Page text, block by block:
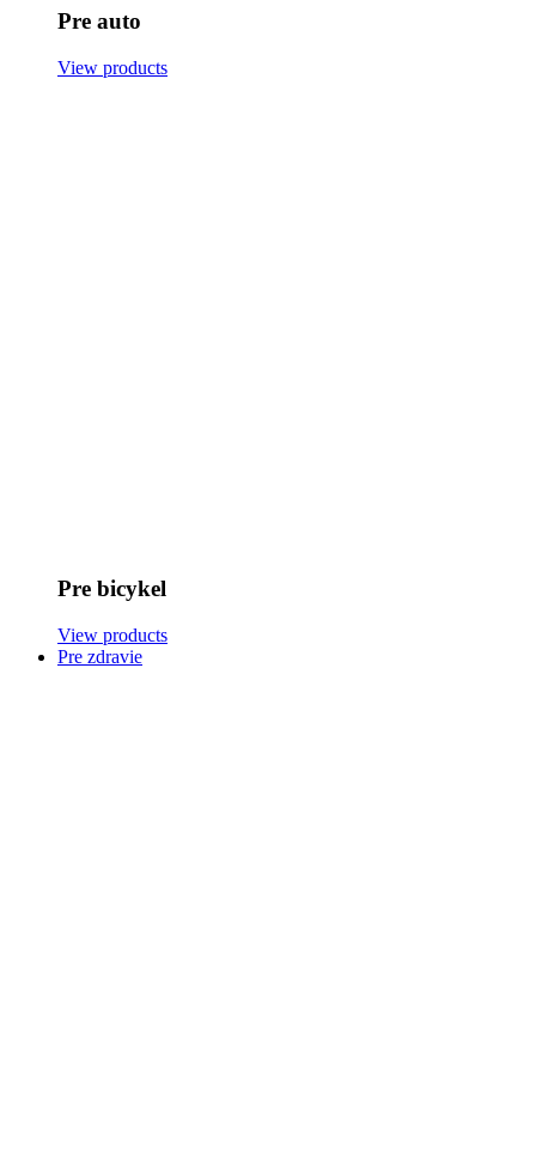
Pre auto
View products
Pre bicykel
View products
Pre zdravie